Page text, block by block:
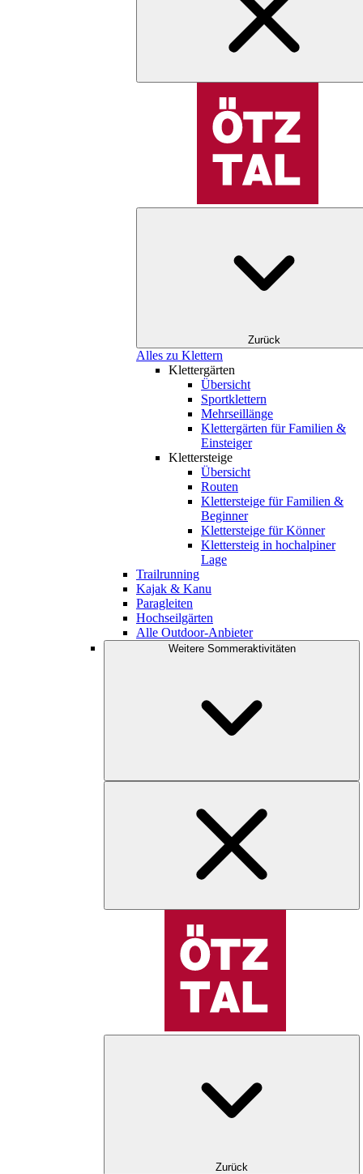
Zurück
Alles zu Klettern
Klettergärten
Übersicht
Sportklettern
Mehrseillänge
Klettergärten für Familien &
Einsteiger
Klettersteige
Übersicht
Routen
Klettersteige für Familien &
Beginner
Klettersteige für Könner
Klettersteig in hochalpiner
Lage
Trailrunning
Kajak & Kanu
Paragleiten
Hochseilgärten
Alle Outdoor-Anbieter
Weitere Sommeraktivitäten
Zurück